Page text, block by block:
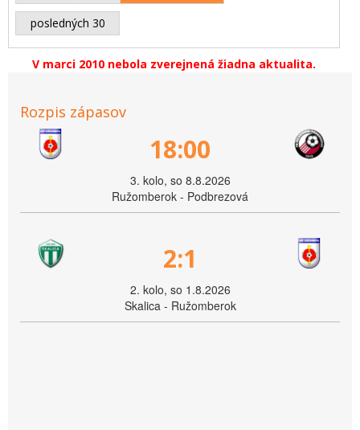
posledných 30
V marci 2010 nebola zverejnená žiadna aktualita.
Rozpis zápasov
18:00
3. kolo, so 8.8.2026
Ružomberok - Podbrezová
2:1
2. kolo, so 1.8.2026
Skalica - Ružomberok